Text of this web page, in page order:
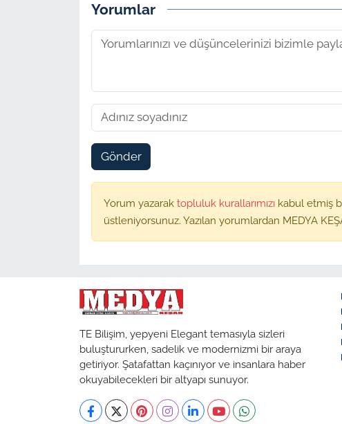
Yorumlar
Gönder
Yorum yazarak topluluk kurallarımızı kabul etmiş
üstleniyorsunuz. Yazılan yorumlardan MEDYA
TE Bilişim, yepyeni Elegant temasıyla sizleri
buluştururken, sadelik ve modernizmi bir araya
getiriyor. Şatafattan kaçınıyor ve insanlara haber
okuyabilecekleri bir altyapı sunuyor.